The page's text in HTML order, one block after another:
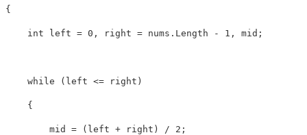
{
int left = 0 , right = nums . Length - 1 , mid ;
while ( left <= right )
{
mid = ( left + right ) / 2 ;